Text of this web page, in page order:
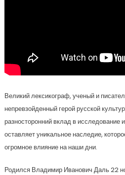
Великий лексикограф, ученый и
непревзойденный герой русской
разносторонний вклад в исследование
оставляет уникальное наследие,
огромное влияние на наши дни.
Родился Владимир Иванович Даль 22